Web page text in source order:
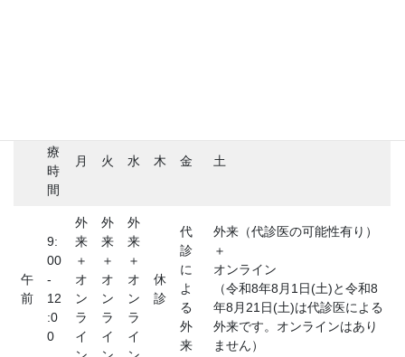
療
時
間
月 火 水 木 金 土
午
前
9:
00
-
12
:0
0
外
来
＋
オ
ン
ラ
イ
外
来
＋
オ
ン
ラ
イ
外
来
＋
オ
ン
ラ
イ
休
診
代
診
に
よ
る
外
来
外来（代診医の可能性有り）
＋
オンライン
（令和8年8月1日(土)と令和8
年8月21日(土)は代診医による
外来です。オンラインはあり
ません）